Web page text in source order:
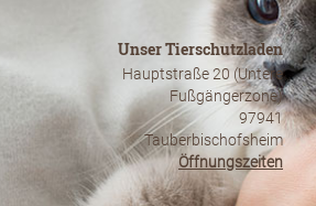
Unser Tierschutzladen
Hauptstraße 20 (Untere
Fußgängerzone)
97941
Tauberbischofsheim
Öffnungszeiten